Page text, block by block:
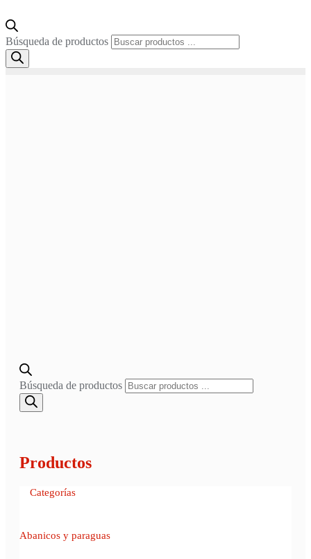
Búsqueda de productos
Búsqueda de productos
Productos
Categorías
Abanicos y paraguas